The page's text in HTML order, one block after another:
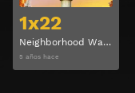
1x22
Neighborhood Wars Temporada 1 Episodio 22
5 años hace